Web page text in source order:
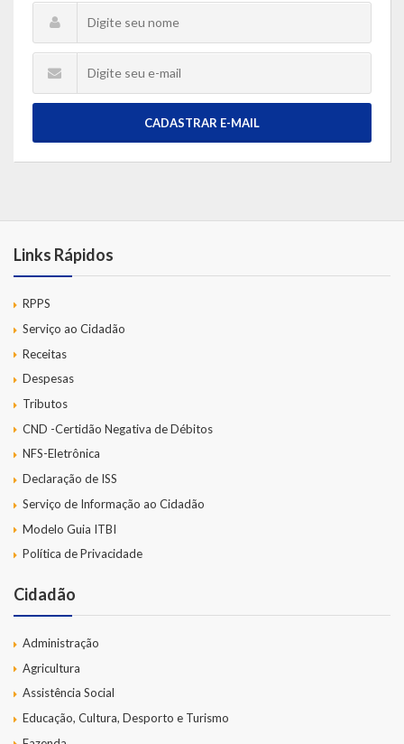
CADASTRAR E-MAIL
Links Rápidos
RPPS
Serviço ao Cidadão
Receitas
Despesas
Tributos
CND -Certidão Negativa de Débitos
NFS-Eletrônica
Declaração de ISS
Serviço de Informação ao Cidadão
Modelo Guia ITBI
Política de Privacidade
Cidadão
Administração
Agricultura
Assistência Social
Educação, Cultura, Desporto e Turismo